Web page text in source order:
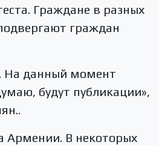
Граждане в разных
граждан
На данный момент
будут публикации»,
Армении. В некоторых